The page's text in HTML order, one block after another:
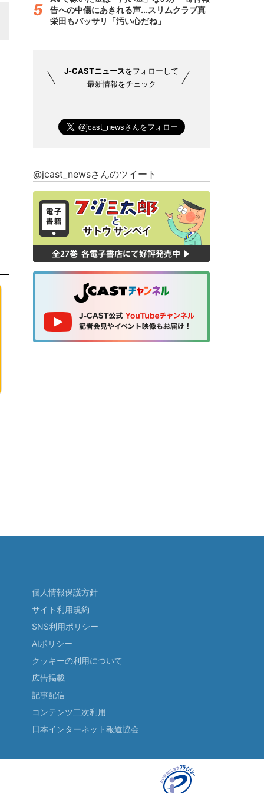
告への中傷にあきれる声...スリムクラブ真
栄田もバッサリ「汚い心だね」
J-CASTニュースをフォローして
最新情報をチェック
@jcast_newsさんのツイート
個人情報保護方針
サイト利用規約
SNS利用ポリシー
AIポリシー
クッキーの利用について
広告掲載
記事配信
コンテンツ二次利用
日本インターネット報道協会